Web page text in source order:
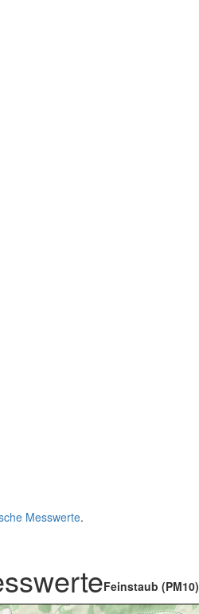
Messwerte.
Feinstaub (PM10)